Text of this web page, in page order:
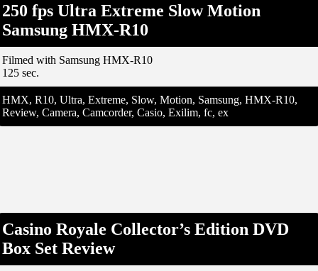
250 fps Ultra Extreme Slow Motion
Samsung HMX-R10
Filmed with Samsung HMX-R10
125 sec.
HMX, R10, Ultra, Extreme, Slow, Motion, Samsung, HMX-R10,
Review, Camera, Camcorder, Casio, Exilim, fc, ex
Casino Royale Collector’s Edition DVD
Box Set Review